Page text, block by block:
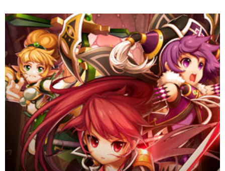
GrandChase beckons adventurers to an anime-inspired realm!
Craft your hero, gear up, and defend Aernas in this thrilling
action-RPG. Solo dungeons or daring raids with friends, it's an
epic quest for glory!
Website
Download